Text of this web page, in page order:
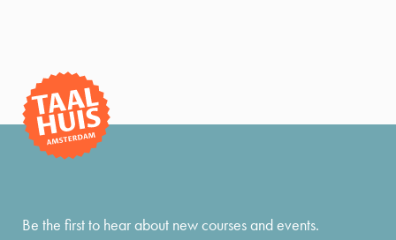
Be the first to hear about new courses and events.